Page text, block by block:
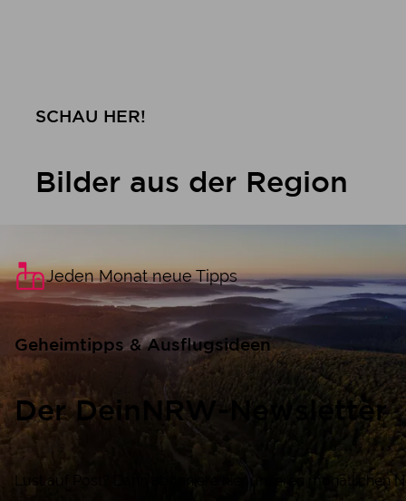
SCHAU HER!
Bilder aus der Region
Jeden Monat neue Tipps
Geheimtipps & Ausflugsideen
Der DeinNRW-Newsletter
Lust auf Post? Dann abonniere hier unseren monatlichen